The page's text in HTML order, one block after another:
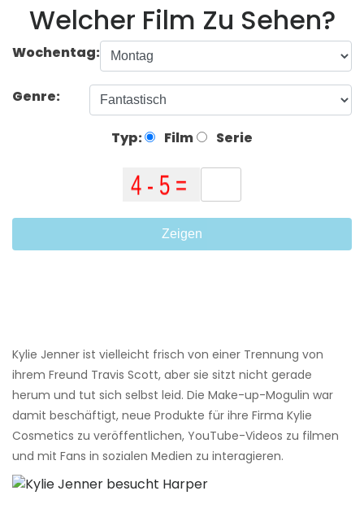
Welcher Film Zu Sehen?
Wochentag:
Genre:
Typ: Film Serie
Zeigen
Kylie Jenner ist vielleicht frisch von einer Trennung von
ihrem Freund Travis Scott, aber sie sitzt nicht gerade
herum und tut sich selbst leid. Die Make-up-Mogulin war
damit beschäftigt, neue Produkte für ihre Firma Kylie
Cosmetics zu veröffentlichen, YouTube-Videos zu filmen
und mit Fans in sozialen Medien zu interagieren.